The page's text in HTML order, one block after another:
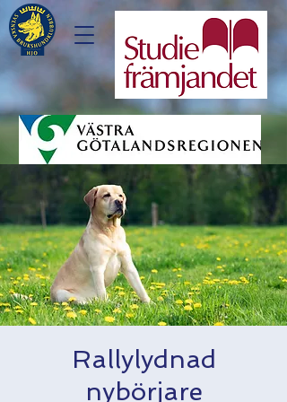
Rallylydnad
nybörjare